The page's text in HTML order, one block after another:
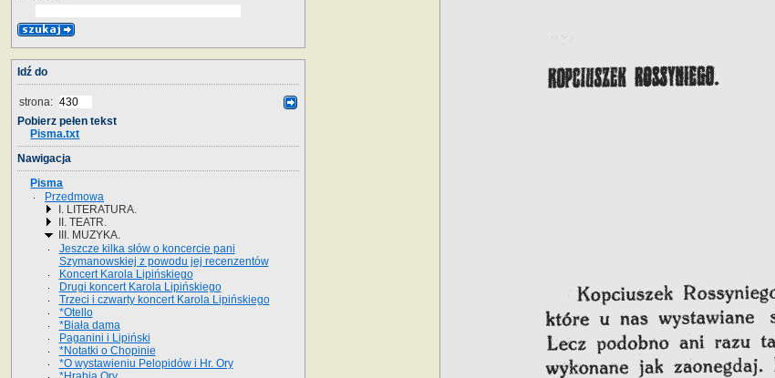
Idź do
strona:
Pobierz pełen tekst
Pisma.txt
Nawigacja
Pisma
Przedmowa
I. LITERATURA.
II. TEATR.
III. MUZYKA.
Jeszcze kilka słów o koncercie pani
Szymanowskiej z powodu jej recenzentów
Koncert Karola Lipińskiego
Drugi koncert Karola Lipińskiego
Trzeci i czwarty koncert Karola Lipińskiego
*Otello
*Biała dama
Paganini i Lipiński
*Notatki o Chopinie
*O wystawieniu Pelopidów i Hr. Ory